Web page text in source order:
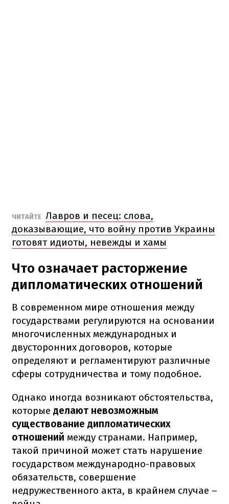
ЧИТАЙТЕ Лавров и песец: слова,
доказывающие, что войну против Украины
готовят идиоты, невежды и хамы
Что означает расторжение
дипломатических отношений
В современном мире отношения между
государствами регулируются на основании
многочисленных международных и
двусторонних договоров, которые
определяют и регламентируют различные
сферы сотрудничества и тому подобное.
Однако иногда возникают обстоятельства,
которые делают невозможным
существование дипломатических
отношений между странами. Например,
такой причиной может стать нарушение
государством международно-правовых
обязательств, совершение
недружественного акта, в крайнем случае –